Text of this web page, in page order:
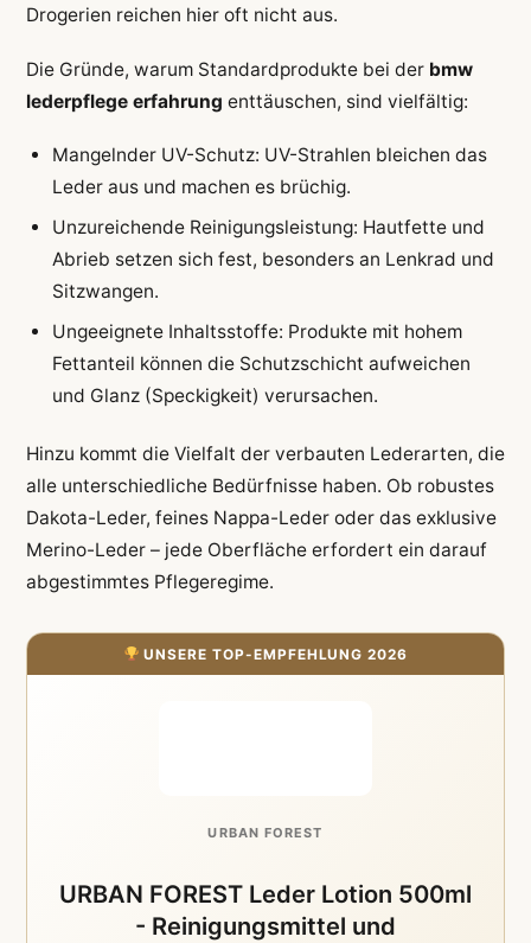
Drogerien reichen hier oft nicht aus.
Die Gründe, warum Standardprodukte bei der bmw
lederpflege erfahrung enttäuschen, sind vielfältig:
Mangelnder UV-Schutz: UV-Strahlen bleichen das
Leder aus und machen es brüchig.
Unzureichende Reinigungsleistung: Hautfette und
Abrieb setzen sich fest, besonders an Lenkrad und
Sitzwangen.
Ungeeignete Inhaltsstoffe: Produkte mit hohem
Fettanteil können die Schutzschicht aufweichen
und Glanz (Speckigkeit) verursachen.
Hinzu kommt die Vielfalt der verbauten Lederarten, die
alle unterschiedliche Bedürfnisse haben. Ob robustes
Dakota-Leder, feines Nappa-Leder oder das exklusive
Merino-Leder – jede Oberfläche erfordert ein darauf
abgestimmtes Pflegeregime.
UNSERE TOP-EMPFEHLUNG 2026
URBAN FOREST
URBAN FOREST Leder Lotion 500ml
- Reinigungsmittel und